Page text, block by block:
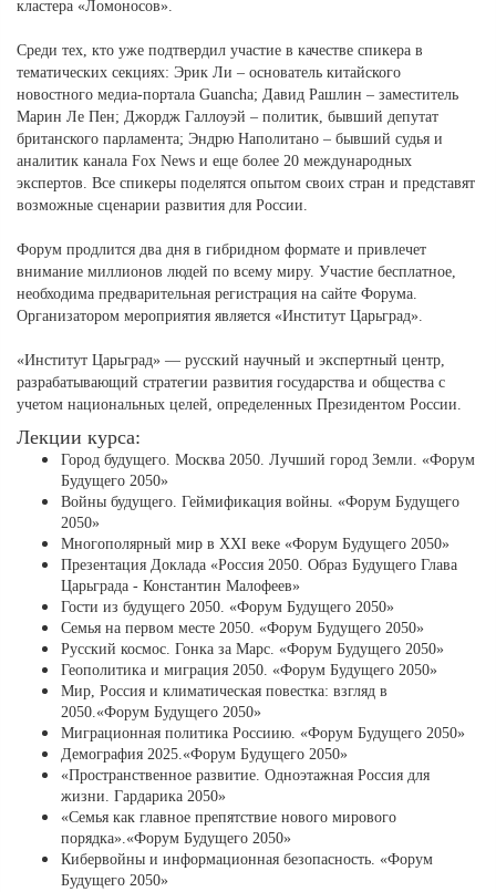
кластера «Ломоносов».
Среди тех, кто уже подтвердил участие в качестве спикера в
тематических секциях: Эрик Ли ‒ основатель китайского
новостного медиа-портала Guancha; Давид Рашлин ‒ заместитель
Марин Ле Пен; Джордж Галлоуэй ‒ политик, бывший депутат
британского парламента; Эндрю Наполитано ‒ бывший судья и
аналитик канала Fox News и еще более 20 международных
экспертов. Все спикеры поделятся опытом своих стран и представят
возможные сценарии развития для России.
Форум продлится два дня в гибридном формате и привлечет
внимание миллионов людей по всему миру. Участие бесплатное,
необходима предварительная регистрация на сайте Форума.
Организатором мероприятия является «Институт Царьград».
«Институт Царьград» — русский научный и экспертный центр,
разрабатывающий стратегии развития государства и общества с
учетом национальных целей, определенных Президентом России.
Лекции курса:
Город будущего. Москва 2050. Лучший город Земли. «Форум
Будущего 2050»
Войны будущего. Геймификация войны. «Форум Будущего
2050»
Многополярный мир в XXI веке «Форум Будущего 2050»
Презентация Доклада «Россия 2050. Образ Будущего Глава
Царьграда - Константин Малофеев»
Гости из будущего 2050. «Форум Будущего 2050»
Семья на первом месте 2050. «Форум Будущего 2050»
Русский космос. Гонка за Марс. «Форум Будущего 2050»
Геополитика и миграция 2050. «Форум Будущего 2050»
Мир, Россия и климатическая повестка: взгляд в
2050.«Форум Будущего 2050»
Миграционная политика Россиию. «Форум Будущего 2050»
Демография 2025.«Форум Будущего 2050»
«Пространственное развитие. Одноэтажная Россия для
жизни. Гардарика 2050»
«Семья как главное препятствие нового мирового
порядка».«Форум Будущего 2050»
Кибервойны и информационная безопасность. «Форум
Будущего 2050»